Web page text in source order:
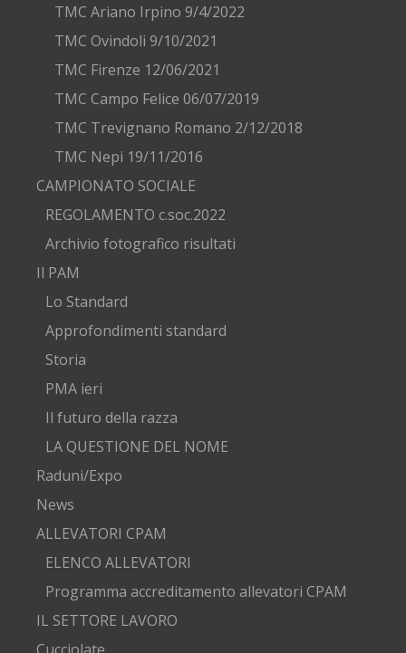
TMC Ariano Irpino 9/4/2022
TMC Ovindoli 9/10/2021
TMC Firenze 12/06/2021
TMC Campo Felice 06/07/2019
TMC Trevignano Romano 2/12/2018
TMC Nepi 19/11/2016
CAMPIONATO SOCIALE
REGOLAMENTO c.soc.2022
Archivio fotografico risultati
Il PAM
Lo Standard
Approfondimenti standard
Storia
PMA ieri
Il futuro della razza
LA QUESTIONE DEL NOME
Raduni/Expo
News
ALLEVATORI CPAM
ELENCO ALLEVATORI
Programma accreditamento allevatori CPAM
IL SETTORE LAVORO